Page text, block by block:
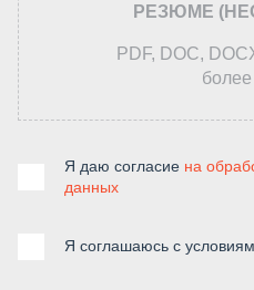
РЕЗЮМЕ
PDF, DOC,
Я даю согласие на
данных
Я соглашаюсь с